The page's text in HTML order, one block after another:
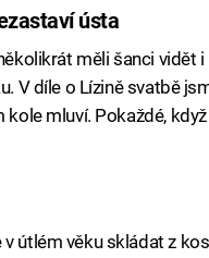
ústa
měli šanci vidět
V díle o Lízině svatbě
kole mluví. Pokaždé,
útlém věku skládat z